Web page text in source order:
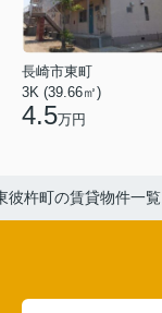
長崎市東町
3K (39.66㎡)
4.5万円
彼杵町の賃貸物件一覧